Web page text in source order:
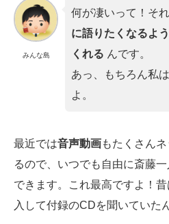
みんな島
何が凄いって！そ
に語りたくなるよ
くれる んです。
あっ、もちろん私
よ。
最近では音声動画もたくさん
るので、いつでも自由に斎藤
できます。これ最高ですよ！
入して付録のCDを聞いていた